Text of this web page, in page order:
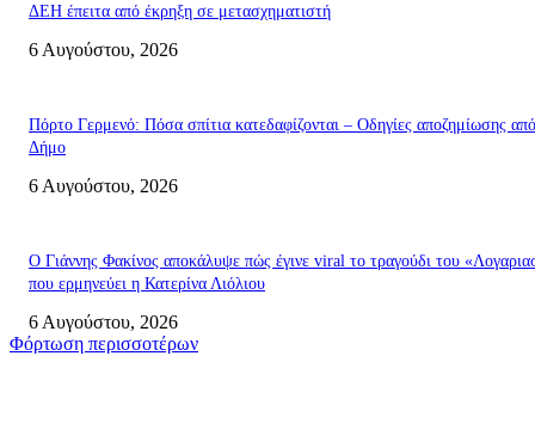
ΔΕΗ έπειτα από έκρηξη σε μετασχηματιστή
6 Αυγούστου, 2026
Πόρτο Γερμενό: Πόσα σπίτια κατεδαφίζονται – Οδηγίες αποζημίωσης από
Δήμο
6 Αυγούστου, 2026
Ο Γιάννης Φακίνος αποκάλυψε πώς έγινε viral το τραγούδι του
που ερμηνεύει η Κατερίνα Λιόλιου
6 Αυγούστου, 2026
Φόρτωση περισσοτέρων